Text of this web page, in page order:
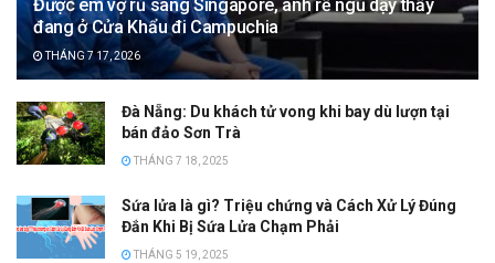
Được em vợ rủ sang Singapore, anh rể ngủ dậy thấy
đang ở Cửa Khẩu đi Campuchia
THÁNG 7 17, 2026
Đà Nẵng: Du khách tử vong khi bay dù lượn tại
bán đảo Sơn Trà
THÁNG 7 18, 2025
Sứa lửa là gì? Triệu chứng và Cách Xử Lý Đúng
Đắn Khi Bị Sứa Lửa Chạm Phải
THÁNG 5 19, 2025